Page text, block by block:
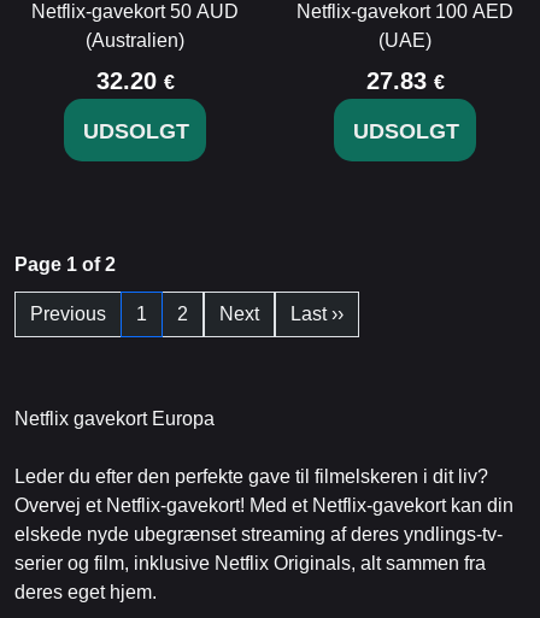
Netflix-gavekort 50 AUD
(Australien)
32.20 €
UDSOLGT
Netflix-gavekort 100 AED
(UAE)
27.83 €
UDSOLGT
Page 1 of 2
Previous 1 2 Next Last ››
Netflix gavekort Europa
Leder du efter den perfekte gave til filmelskeren i dit liv?
Overvej et Netflix-gavekort! Med et Netflix-gavekort kan din
elskede nyde ubegrænset streaming af deres yndlings-tv-
serier og film, inklusive Netflix Originals, alt sammen fra
deres eget hjem.